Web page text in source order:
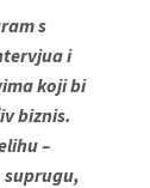
s
i
koji bi
biznis.
–
suprugu,